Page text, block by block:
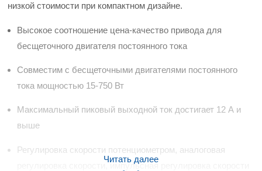
низкой стоимости при компактном дизайне.
Высокое соотношение цена-качество привода для
бесщеточного двигателя постоянного тока
Совместим с бесщеточными двигателями постоянного
тока мощностью 15-750 Вт
Максимальный пиковый выходной ток достигает 12 А и
выше
Регулировка скорости потенциометром, аналоговая
регулировка скорости, импульсная регулировка скорости
Читать далее